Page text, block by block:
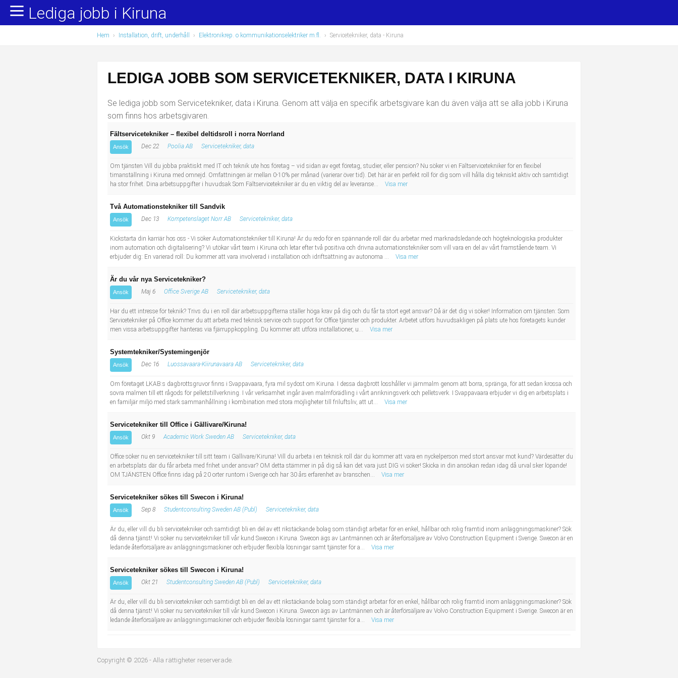
Yrkesområden
Administration, ekonomi, juridik
Försäljning, inköp, marknadsföring
Hotell, restaurang, storhushåll
Installation, drift, underhåll
Kropps- och skönhetsvård
Naturvetenskapligt arbete
Sanering och renhållning
Populära jobb
Undersköterska, hemtjänst och äldreboende
Lärare i förskola/Förskollärare
Bussförare/Busschaufför
Behandlingsassistent/Socialpedagog
Tidningsbud/Tidningsdistributör
Lärare i fritidshem/Fritidspedagog
Taxiförare/Taxichaufför
Läkarsekreterare/Vårdadmin/Medicinsk sekreterare
Informatör/Kommunikatör
Sjuksköterska, grundutbildad
Lediga jobb i Kiruna
Hem › Installation, drift, underhåll › Elektronikrep. o kommunikationselektriker m.fl. › Servicetekniker, data - Kiruna
LEDIGA JOBB SOM SERVICETEKNIKER, DATA I KIRUNA
Se lediga jobb som Servicetekniker, data i Kiruna. Genom att välja en specifik arbetsgivare kan du även välja att se alla jobb i Kiruna
som finns hos arbetsgivaren.
Fältservicetekniker – flexibel deltidsroll i norra Norrland
Ansök Dec 22 Poolia AB Servicetekniker, data
Om tjänsten Vill du jobba praktiskt med IT och teknik ute hos företag – vid sidan av eget företag, studier, eller pension? Nu söker vi en Fältservicetekniker för en flexibel
timanställning i Kiruna med omnejd. Omfattningen är mellan 0-10% per månad (varierar över tid). Det här är en perfekt roll för dig som vill hålla dig tekniskt aktiv och samtidigt
ha stor frihet. Dina arbetsuppgifter i huvudsak Som Fältservicetekniker är du en viktig del av leveranse...
Visa mer
Två Automationstekniker till Sandvik
Ansök Dec 13 Kompetenslaget Norr AB Servicetekniker, data
Kickstarta din karriär hos oss - Vi söker Automationstekniker till Kiruna! Är du redo för en spännande roll där du arbetar med marknadsledande och högteknologiska produkter
inom automation och digitalisering? Vi utökar vårt team i Kiruna och letar efter två positiva och drivna automationstekniker som vill vara en del av vårt framstående team. Vi
erbjuder dig: En varierad roll: Du kommer att vara involverad i installation och idriftsättning av autonoma ...
Visa mer
Är du vår nya Servicetekniker?
Ansök Maj 6 Office Sverige AB Servicetekniker, data
Har du ett intresse för teknik? Trivs du i en roll där arbetsuppgifterna ställer höga krav på dig och du får ta stort eget ansvar? Då är det dig vi söker! Information om tjänsten: Som
Servicetekniker på Office kommer du att arbeta med teknisk service och support för Office tjänster och produkter. Arbetet utförs huvudsakligen på plats ute hos företagets kunder
men vissa arbetsuppgifter hanteras via fjärruppkoppling. Du kommer att utföra installationer, u...
Visa mer
Systemtekniker/Systemingenjör
Ansök Dec 16 Luossavaara-Kiirunavaara AB Servicetekniker, data
Om företaget LKAB:s dagbrottsgruvor finns i Svappavaara, fyra mil sydost om Kiruna. I dessa dagbrott losshåller vi järnmalm genom att borra, spränga, för att sedan krossa och
sovra malmen till ett rågods för pelletstillverkning. I vår verksamhet ingår även malmförädling i vårt anrikningsverk och pelletsverk. I Svappavaara erbjuder vi dig en arbetsplats i
en familjär miljö med stark sammanhållning i kombination med stora möjligheter till friluftsliv, att ut...
Visa mer
Servicetekniker till Office i Gällivare/Kiruna!
Ansök Okt 9 Academic Work Sweden AB Servicetekniker, data
Office söker nu en servicetekniker till sitt team i Gällivare/Kiruna! Vill du arbeta i en teknisk roll där du kommer att vara en nyckelperson med stort ansvar mot kund? Värdesätter du
en arbetsplats där du får arbeta med frihet under ansvar? OM detta stämmer in på dig så kan det vara just DIG vi söker! Skicka in din ansökan redan idag då urval sker löpande!
OM TJÄNSTEN Office finns idag på 20 orter runtom i Sverige och har 30 års erfarenhet av branschen...
Visa mer
Servicetekniker sökes till Swecon i Kiruna!
Ansök Sep 8 Studentconsulting Sweden AB (Publ) Servicetekniker, data
Är du, eller vill du bli servicetekniker och samtidigt bli en del av ett rikstäckande bolag som ständigt arbetar för en enkel, hållbar och rolig framtid inom anläggningsmaskiner? Sök
då denna tjänst! Vi söker nu servicetekniker till vår kund Swecon i Kiruna. Swecon ägs av Lantmännen och är återförsäljare av Volvo Construction Equipment i Sverige. Swecon är en
ledande återförsäljare av anläggningsmaskiner och erbjuder flexibla lösningar samt tjänster för a...
Visa mer
Servicetekniker sökes till Swecon i Kiruna!
Ansök Okt 21 Studentconsulting Sweden AB (Publ) Servicetekniker, data
Är du, eller vill du bli servicetekniker och samtidigt bli en del av ett rikstäckande bolag som ständigt arbetar för en enkel, hållbar och rolig framtid inom anläggningsmaskiner? Sök
då denna tjänst! Vi söker nu servicetekniker till vår kund Swecon i Kiruna. Swecon ägs av Lantmännen och är återförsäljare av Volvo Construction Equipment i Sverige. Swecon är en
ledande återförsäljare av anläggningsmaskiner och erbjuder flexibla lösningar samt tjänster för a...
Visa mer
Copyright © 2026 - Alla rättigheter reserverade.